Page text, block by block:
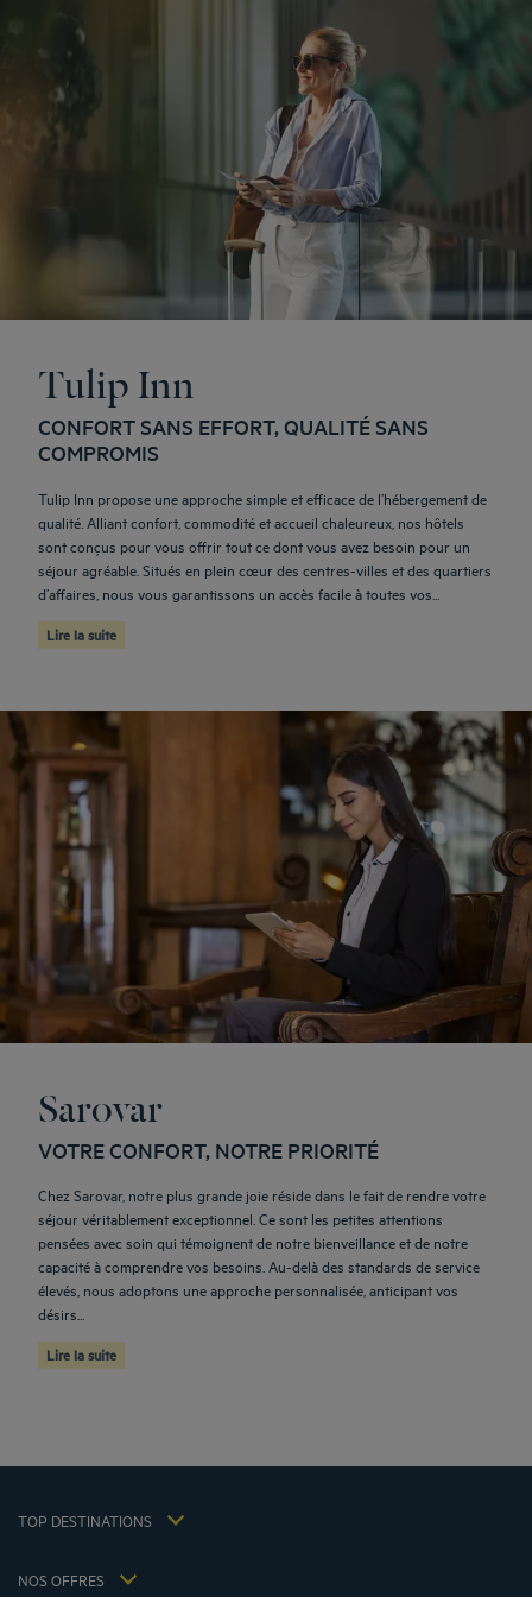
Tulip Inn
CONFORT SANS EFFORT, QUALITÉ SANS
COMPROMIS
Tulip Inn propose une approche simple et efficace de l’hébergement de
qualité. Alliant confort, commodité et accueil chaleureux, nos hôtels
sont conçus pour vous offrir tout ce dont vous avez besoin pour un
séjour agréable. Situés en plein cœur des centres-villes et des quartiers
d’affaires, nous vous garantissons un accès facile à toutes vos...
Lire la suite
Sarovar
VOTRE CONFORT, NOTRE PRIORITÉ
Chez Sarovar, notre plus grande joie réside dans le fait de rendre votre
séjour véritablement exceptionnel. Ce sont les petites attentions
pensées avec soin qui témoignent de notre bienveillance et de notre
capacité à comprendre vos besoins. Au-delà des standards de service
élevés, nous adoptons une approche personnalisée, anticipant vos
désirs...
Lire la suite
TOP DESTINATIONS
Hôtels Aix-les-Bains
Hôtels Marseille
Hôtels Bordeaux
Hôtels Bangkok
Hôtels Saint-Malo
NOS OFFRES
Offre évasion petit-déjeuner inclus
Ma réservation
Politique des données personnelles
Conditions générales d'utilisation Flavours Instant Benefit
Politiques de taxes 2023